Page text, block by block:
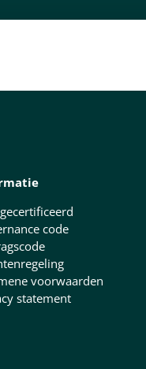
code
voorwaarden
statement